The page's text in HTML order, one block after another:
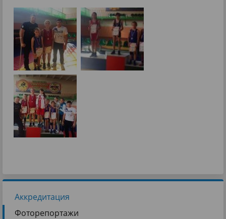
Аккредитация
Фоторепортажи